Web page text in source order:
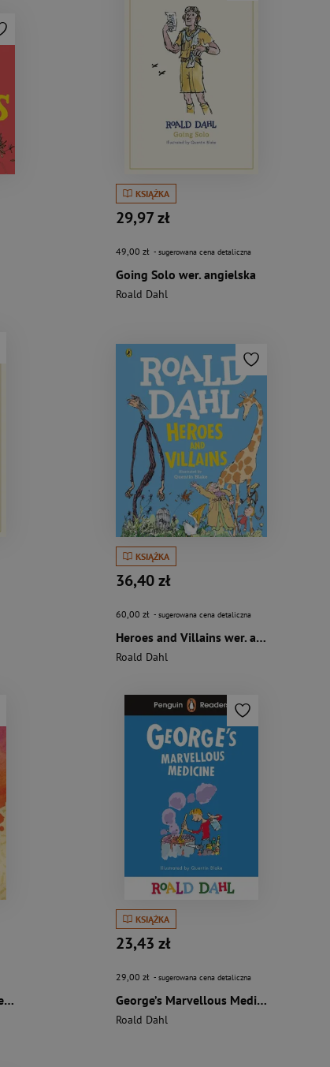
KSIĄŻKA
29,97 zł
49,00 zł - sugerowana cena detaliczna
Going Solo wer. angielska
Roald Dahl
KSIĄŻKA
36,40 zł
60,00 zł - sugerowana cena detaliczna
Heroes and Villains wer. angielska
Roald Dahl
Charlie and the chocolate factory wer. angielska
KSIĄŻKA
23,43 zł
29,00 zł - sugerowana cena detaliczna
George’s Marvellous Medicine. Penguin Readers Level 3 wer. angielska
Roald Dahl